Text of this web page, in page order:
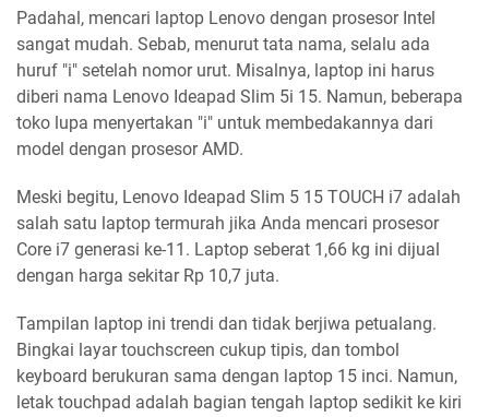
Padahal, mencari laptop Lenovo dengan prosesor Intel
sangat mudah. Sebab, menurut tata nama, selalu ada
huruf "i" setelah nomor urut. Misalnya, laptop ini harus
diberi nama Lenovo Ideapad Slim 5i 15. Namun, beberapa
toko lupa menyertakan "i" untuk membedakannya dari
model dengan prosesor AMD.
Meski begitu, Lenovo Ideapad Slim 5 15 TOUCH i7 adalah
salah satu laptop termurah jika Anda mencari prosesor
Core i7 generasi ke-11. Laptop seberat 1,66 kg ini dijual
dengan harga sekitar Rp 10,7 juta.
Tampilan laptop ini trendi dan tidak berjiwa petualang.
Bingkai layar touchscreen cukup tipis, dan tombol
keyboard berukuran sama dengan laptop 15 inci. Namun,
letak touchpad adalah bagian tengah laptop sedikit ke kiri